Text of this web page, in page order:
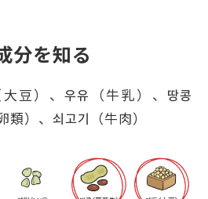
分を知る
豆）、우유（牛乳）、땅콩
類）、쇠고기（牛肉）